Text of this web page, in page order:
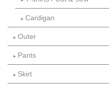
► Cardigan
► Outer
► Pants
► Skirt